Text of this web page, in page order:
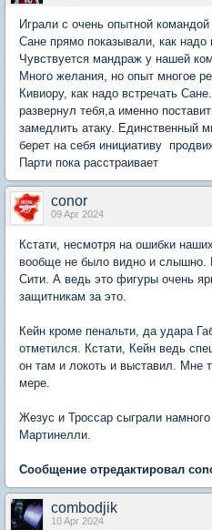
Играли с очень опытной
Сане прямо показывали, как надо
Чувствуется мандраж у нашей
Много желания, но опыт многое
Кивиору, как надо встречать
развернул тебя,а именно
замедлить атаку. Единственный
берет на себя инициативу
Парти пока расстраивает
conor
09 Apr 2024
Кстати, несмотря на ошибки
вообще не было видно и слышно.
Сити. А ведь это фигуры очень
защитникам за это.
Кейн кроме пенальти, да удара
отметился. Кстати, Кейн ведь
он там и локоть и выставил. Мне
мере.
Жезус и Троссар сыграли
Мартинелли.
Сообщение отредактировал
combodjik
10 Apr 2024